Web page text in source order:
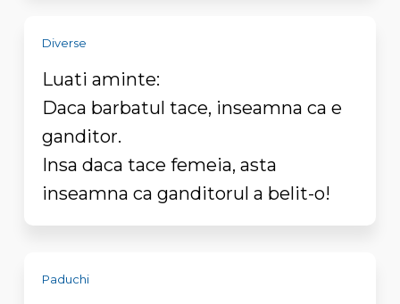
Diverse
Luati aminte:
Daca barbatul tace, inseamna ca e
ganditor.
Insa daca tace femeia, asta
inseamna ca ganditorul a belit-o!
Paduchi